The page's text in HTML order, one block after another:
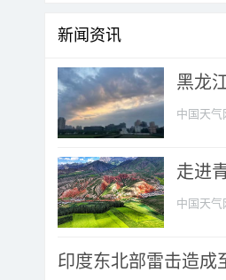
新闻资讯
黑龙
中国天气
走进
中国天气
印度东北部雷击造成